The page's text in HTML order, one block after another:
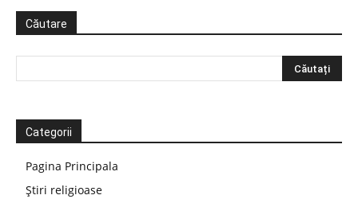
Căutare
Categorii
Pagina Principala
Știri religioase